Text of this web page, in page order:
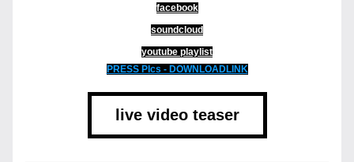
facebook
soundcloud
youtube playlist
PRESS PIcs - DOWNLOADLINK
live video teaser